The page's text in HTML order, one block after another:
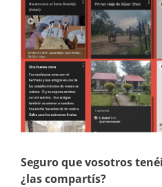
Seguro que vosotros
¿las compartís?